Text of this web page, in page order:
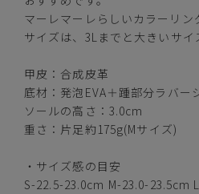
L(24.0-24.5cm)
LL(24.5-25.0cm)
3L(25.0-25.5cm)
在庫切れ
イエロー
マーレマーレらしいカラーリン
サイズは、3Lまでと大きいサ
甲皮：合成皮革
底材：発泡EVA＋踵部分ラバー
ソールの高さ：3.0cm
重さ：片足約175g(Mサイズ)
・サイズ感の目安
S-22.5-23.0cm M-23.0-23.5cm